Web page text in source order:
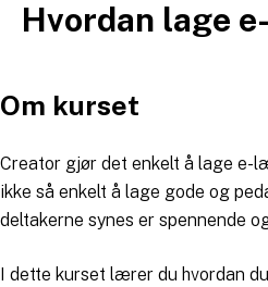
HoppHvordan lage
Om kurset
Creator gjør det enkelt å lage e-
ikke så enkelt å lage gode og
deltakerne synes er spennende
I dette kurset lærer du hvordan